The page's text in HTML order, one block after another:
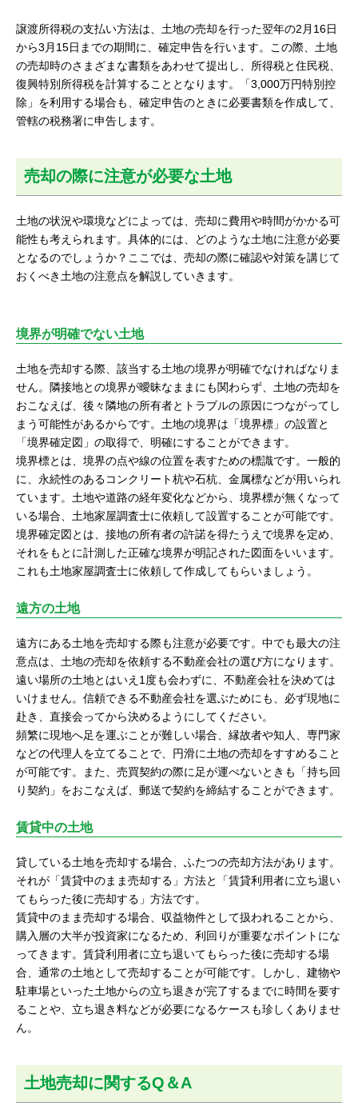
譲渡所得税の支払い方法は、土地の売却を行った翌年の2月16日
から3月15日までの期間に、確定申告を行います。この際、土地
の売却時のさまざまな書類をあわせて提出し、所得税と住民税、
復興特別所得税を計算することとなります。「3,000万円特別控
除」を利用する場合も、確定申告のときに必要書類を作成して、
管轄の税務署に申告します。
売却の際に注意が必要な土地
土地の状況や環境などによっては、売却に費用や時間がかかる可
能性も考えられます。具体的には、どのような土地に注意が必要
となるのでしょうか？ここでは、売却の際に確認や対策を講じて
おくべき土地の注意点を解説していきます。
境界が明確でない土地
土地を売却する際、該当する土地の境界が明確でなければなりま
せん。隣接地との境界が曖昧なままにも関わらず、土地の売却を
おこなえば、後々隣地の所有者とトラブルの原因につながってし
まう可能性があるからです。土地の境界は「境界標」の設置と
「境界確定図」の取得で、明確にすることができます。
境界標とは、境界の点や線の位置を表すための標識です。一般的
に、永続性のあるコンクリート杭や石杭、金属標などが用いられ
ています。土地や道路の経年変化などから、境界標が無くなって
いる場合、土地家屋調査士に依頼して設置することが可能です。
境界確定図とは、接地の所有者の許諾を得たうえで境界を定め、
それをもとに計測した正確な境界が明記された図面をいいます。
これも土地家屋調査士に依頼して作成してもらいましょう。
遠方の土地
遠方にある土地を売却する際も注意が必要です。中でも最大の注
意点は、土地の売却を依頼する不動産会社の選び方になります。
遠い場所の土地とはいえ1度も会わずに、不動産会社を決めては
いけません。信頼できる不動産会社を選ぶためにも、必ず現地に
赴き、直接会ってから決めるようにしてください。
頻繁に現地へ足を運ぶことが難しい場合、縁故者や知人、専門家
などの代理人を立てることで、円滑に土地の売却をすすめること
が可能です。また、売買契約の際に足が運べないときも「持ち回
り契約」をおこなえば、郵送で契約を締結することができます。
賃貸中の土地
貸している土地を売却する場合、ふたつの売却方法があります。
それが「賃貸中のまま売却する」方法と「賃貸利用者に立ち退い
てもらった後に売却する」方法です。
賃貸中のまま売却する場合、収益物件として扱われることから、
購入層の大半が投資家になるため、利回りが重要なポイントにな
ってきます。賃貸利用者に立ち退いてもらった後に売却する場
合、通常の土地として売却することが可能です。しかし、建物や
駐車場といった土地からの立ち退きが完了するまでに時間を要す
ることや、立ち退き料などが必要になるケースも珍しくありませ
ん。
土地売却に関するQ＆A